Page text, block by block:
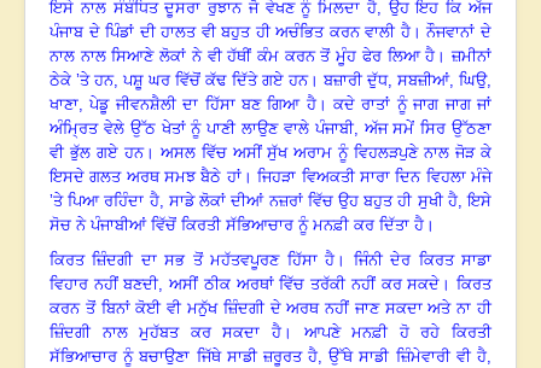
ਇਸੇ ਨਾਲ ਸੰਬੰਧਿਤ ਦੂਸਰਾ ਰੁਝਾਨ ਜੋ ਵੇਖਣ ਨੂੰ ਮਿਲਦਾ ਹੈ, ਉਹ ਇਹ ਕਿ ਅੱਜ
ਪੰਜਾਬ ਦੇ ਪਿੰਡਾਂ ਦੀ ਹਾਲਤ ਵੀ ਬਹੁਤ ਹੀ ਅਚੰਭਿਤ ਕਰਨ ਵਾਲੀ ਹੈ। ਨੌਜਵਾਨਾਂ ਦੇ
ਨਾਲ ਨਾਲ ਸਿਆਣੇ ਲੋਕਾਂ ਨੇ ਵੀ ਹੱਥੀਂ ਕੰਮ ਕਰਨ ਤੋਂ ਮੂੰਹ ਫੇਰ ਲਿਆ ਹੈ। ਜ਼ਮੀਨਾਂ
ਠੇਕੇ ’ਤੇ ਹਨ,ਪਸ਼ੂ ਘਰ ਵਿੱਚੋਂ ਕੱਢ ਦਿੱਤੇ ਗਏ ਹਨ। ਬਜ਼ਾਰੀ ਦੁੱਧ, ਸਬਜ਼ੀਆਂ,ਘਿਉ,
ਖਾਣਾ, ਪੇਡੂ ਜੀਵਨਸ਼ੈਲੀ ਦਾ ਹਿੱਸਾ ਬਣ ਗਿਆ ਹੈ।ਕਦੇ ਰਾਤਾਂ ਨੂੰ ਜਾਗ ਜਾਗ ਜਾਂ
ਅੰਮ੍ਰਿਤ ਵੇਲੇ ਉੱਠ ਖੇਤਾਂ ਨੂੰ ਪਾਣੀ ਲਾਉਣ ਵਾਲੇ ਪੰਜਾਬੀ, ਅੱਜ ਸਮੇਂ ਸਿਰ ਉੱਠਣਾ
ਵੀ ਭੁੱਲ ਗਏ ਹਨ। ਅਸਲ ਵਿੱਚ ਅਸੀਂ ਸੁੱਖ ਅਰਾਮ ਨੂੰ ਵਿਹਲੜਪੁਣੇ ਨਾਲ ਜੋੜ ਕੇ
ਇਸਦੇ ਗਲਤ ਅਰਥ ਸਮਝ ਬੈਠੇ ਹਾਂ।ਜਿਹੜਾ ਵਿਅਕਤੀ ਸਾਰਾ ਦਿਨ ਵਿਹਲਾ ਮੰਜੇ
’ਤੇ ਪਿਆ ਰਹਿੰਦਾ ਹੈ, ਸਾਡੇ ਲੋਕਾਂ ਦੀਆਂ ਨਜ਼ਰਾਂ ਵਿੱਚ ਉਹ ਬਹੁਤ ਹੀ ਸੁਖੀ ਹੈ,ਇਸੇ
ਸੋਚ ਨੇ ਪੰਜਾਬੀਆਂ ਵਿੱਚੋਂ ਕਿਰਤੀ ਸੱਭਿਆਚਾਰ ਨੂੰ ਮਨਫ਼ੀ ਕਰ ਦਿੱਤਾ ਹੈ ।
ਕਿਰਤ ਜ਼ਿੰਦਗੀ ਦਾ ਸਭ ਤੋਂ ਮਹੱਤਵਪੂਰਣ ਹਿੱਸਾ ਹੈ। ਜਿੰਨੀ ਦੇਰ ਕਿਰਤ ਸਾਡਾ
ਵਿਹਾਰ ਨਹੀਂ ਬਣਦੀ, ਅਸੀਂ ਠੀਕ ਅਰਥਾਂ ਵਿੱਚ ਤਰੱਕੀ ਨਹੀਂ ਕਰ ਸਕਦੇ ।ਕਿਰਤ
ਕਰਨ ਤੋਂ ਬਿਨਾਂ ਕੋਈ ਵੀ ਮਨੁੱਖ ਜ਼ਿੰਦਗੀ ਦੇ ਅਰਥ ਨਹੀਂ ਜਾਣ ਸਕਦਾ ਅਤੇ ਨਾ ਹੀ
ਜ਼ਿੰਦਗੀ ਨਾਲ ਮੁਹੱਬਤ ਕਰ ਸਕਦਾ ਹੈ । ਆਪਣੇ ਮਨਫ਼ੀ ਹੋ ਰਹੇ ਕਿਰਤੀ
ਸੱਭਿਆਚਾਰ ਨੂੰ ਬਚਾਉਣਾ ਜਿੱਥੇ ਸਾਡੀ ਜ਼ਰੂਰਤ ਹੈ, ਉੱਥੇ ਸਾਡੀ ਜ਼ਿੰਮੇਵਾਰੀ ਵੀ ਹੈ,